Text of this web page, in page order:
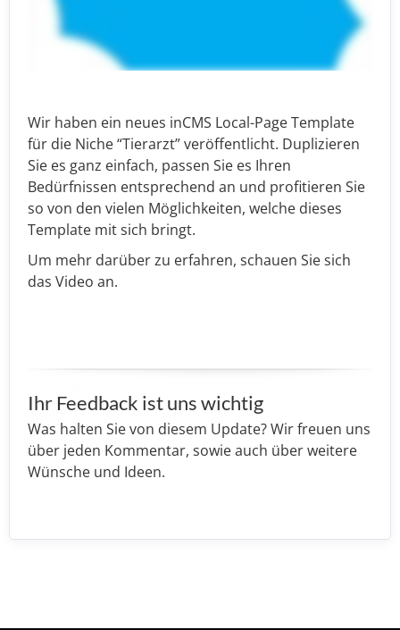
Wir haben ein neues inCMS Local-Page Template
für die Niche “Tierarzt” veröffentlicht. Duplizieren
Sie es ganz einfach, passen Sie es Ihren
Bedürfnissen entsprechend an und profitieren Sie
so von den vielen Möglichkeiten, welche dieses
Template mit sich bringt.
Um mehr darüber zu erfahren, schauen Sie sich
das Video an.
Ihr Feedback ist uns wichtig
Was halten Sie von diesem Update? Wir freuen uns
über jeden Kommentar, sowie auch über weitere
Wünsche und Ideen.